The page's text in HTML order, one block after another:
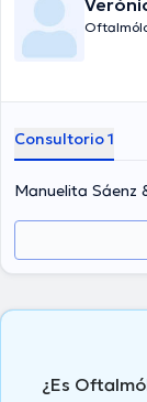
Consultorio 1
Manuelita Sáenz
¿Es